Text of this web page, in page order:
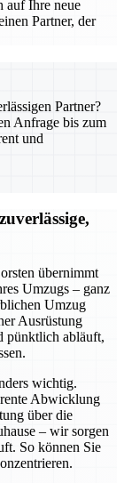
auf Ihre neue
Partner, der
Partner?
Anfrage bis zum
und
übernimmt
Umzugs – ganz
Umzug
Ausrüstung
pünktlich abläuft,
wichtig.
Abwicklung
über die
– wir sorgen
So können Sie